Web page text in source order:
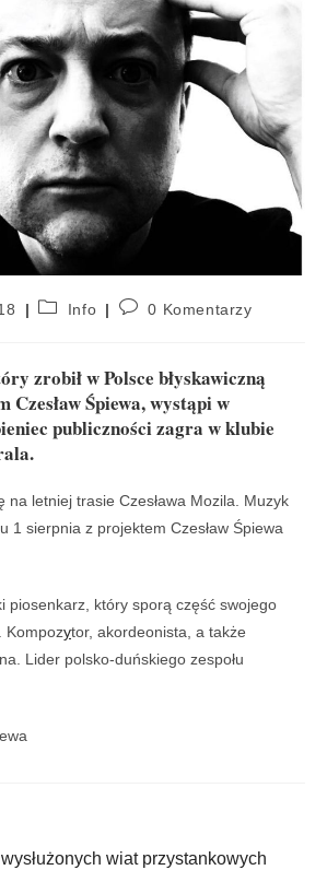
Info 0 Komentarzy
zrobił w Polsce błyskawiczną
Czesław Śpiewa, wystąpi w
publiczności zagra w klubie
na letniej trasie Czesława Mozila. Muzyk
1 sierpnia z projektem Czesław Śpiewa
piosenkarz, który sporą część swojego
Kompozytor, akordeonista, a także
Lider polsko-duńskiego zespołu
wiat przystankowych